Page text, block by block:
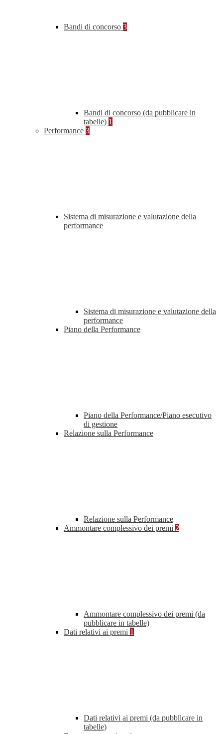
Bandi di concorso 3
Bandi di concorso (da pubblicare in
tabelle) 1
Performance 3
Sistema di misurazione e valutazione della
performance
Sistema di misurazione e valutazione della
performance
Piano della Performance
Piano della Performance/Piano esecutivo
di gestione
Relazione sulla Performance
Relazione sulla Performance
Ammontare complessivo dei premi 2
Ammontare complessivo dei premi (da
pubblicare in tabelle)
Dati relativi ai premi 1
Dati relativi ai premi (da pubblicare in
tabelle)